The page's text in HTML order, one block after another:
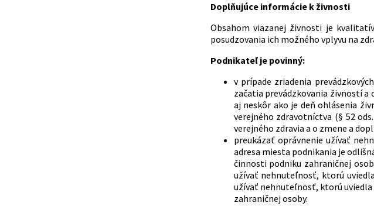
Doplňujúce informácie k živnosti
Obsahom viazanej živnosti je
posudzovania ich možného vplyvu na
Podnikateľ je povinný:
v prípade zriadenia
začatia prevádzkovania živností
aj neskôr ako je deň ohlásenia
verejného zdravotníctva (§ 52
verejného zdravia a o zmene a
preukázať oprávnenie užívať
adresa miesta podnikania je
činnosti podniku zahraničnej
užívať nehnuteľnosť, ktorú
užívať nehnuteľnosť, ktorú
zahraničnej osoby.